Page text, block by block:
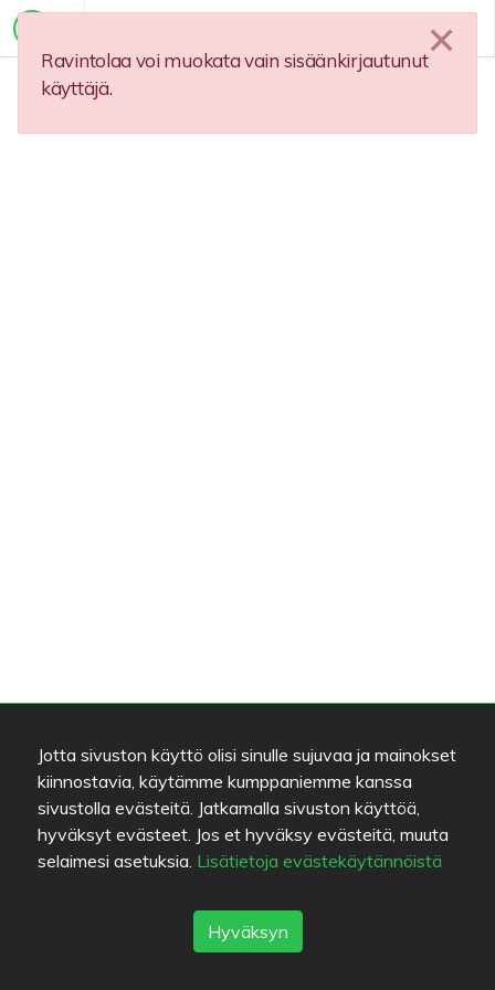
Ravintolaa voi muokata vain sisäänkirjautunut
käyttäjä.
Jotta sivuston käyttö olisi sinulle sujuvaa ja mainokset
kiinnostavia, käytämme kumppaniemme kanssa
sivustolla evästeitä. Jatkamalla sivuston käyttöä,
hyväksyt evästeet. Jos et hyväksy evästeitä, muuta
selaimesi asetuksia. Lisätietoja evästekäytännöistä
Hyväksyn